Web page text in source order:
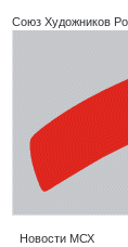
Союз Художников
Новости МСХ